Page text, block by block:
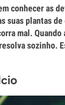
conhecer as
suas plantas
mal.
sozinho.